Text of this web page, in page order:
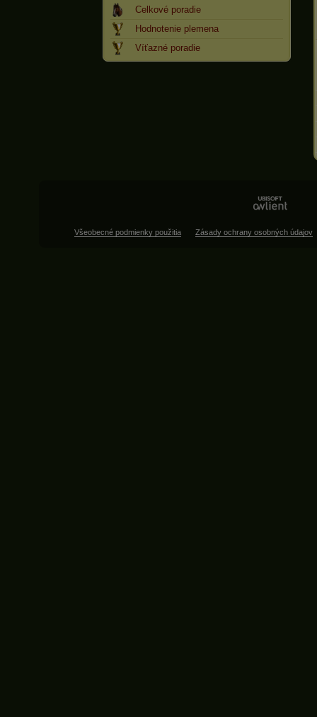
Celkové poradie
Hodnotenie plemena
Víťazné poradie
Všeobecné podmienky použitia Zásady ochrany osobných údajov